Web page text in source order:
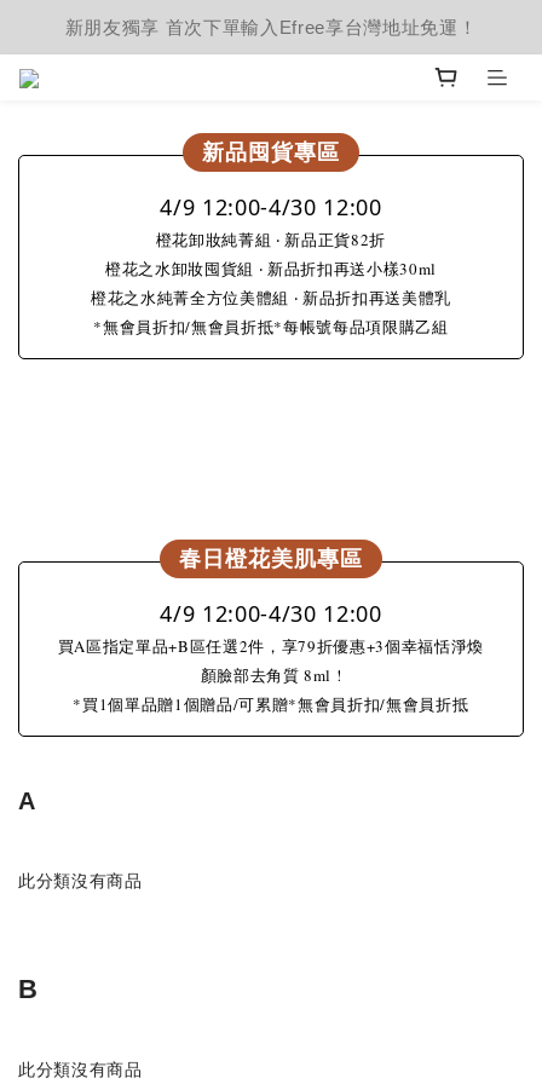
新朋友獨享 首次下單輸入Efree享台灣地址免運！
新品囤貨專區
4/9 12:00-4/30 12:00
橙花卸妝純菁組 ‧ 新品正貨82折
橙花之水卸妝囤貨組 ‧ 新品折扣再送小樣30ml
橙花之水純菁全方位美體組 ‧ 新品折扣再送美體乳
*無會員折扣/無會員折抵*每帳號每品項限購乙組
春日橙花美肌專區
4/9 12:00-4/30 12:00
買A區指定單品+B區任選2件，享79折優惠+3個幸福恬淨煥
顏臉部去角質 8ml !
*買1個單品贈1個贈品/可累贈*無會員折扣/無會員折抵
A
此分類沒有商品
B
此分類沒有商品